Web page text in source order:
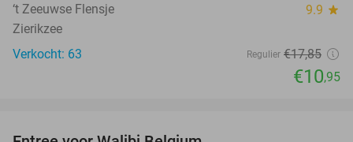
‘t Zeeuwse Flensje 9.9 star
Zierikzee
Verkocht: 63
Regulier €17,85
€10,95